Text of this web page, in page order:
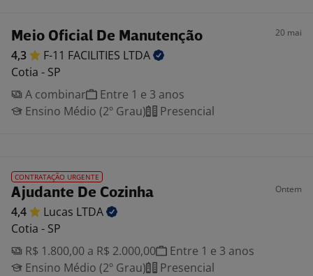
Meio Oficial De Manutenção 20 mai
4,3 F-11 FACILITIES LTDA
Cotia - SP
A combinar
Entre 1 e 3 anos
Ensino Médio (2º Grau)
Presencial
CONTRATAÇÃO URGENTE
Ajudante De Cozinha Ontem
4,4 Lucas LTDA
Cotia - SP
R$ 1.800,00 a R$ 2.000,00
Entre 1 e 3 anos
Ensino Médio (2º Grau)
Presencial